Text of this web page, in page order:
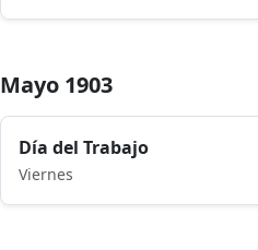
Mayo 1903
Día del Trabajo
Viernes